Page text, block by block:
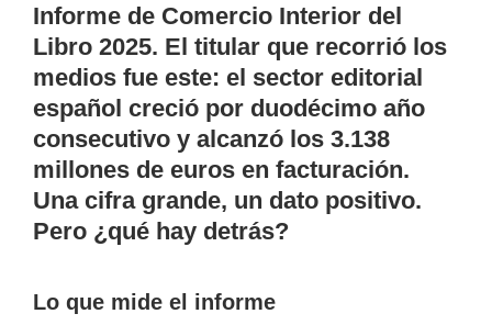
Informe de Comercio Interior del
Libro 2025. El titular que recorrió los
medios fue este: el sector editorial
español creció por duodécimo año
consecutivo y alcanzó los 3.138
millones de euros en facturación.
Una cifra grande, un dato positivo.
Pero ¿qué hay detrás?
Lo que mide el informe